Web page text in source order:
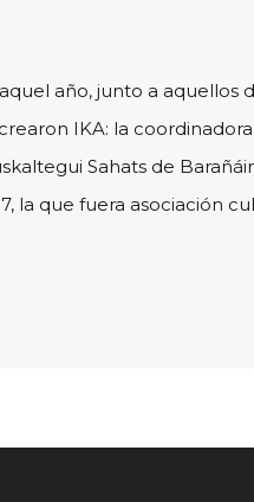
año, junto a aquellos
IKA: la
Sahats de
la que fuera asociación